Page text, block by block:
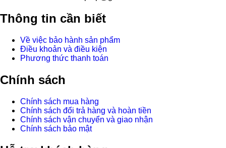
Thông tin cần biết
Về việc bảo hành sản phẩm
Điều khoản và điều kiện
Phương thức thanh toán
Chính sách
Chính sách mua hàng
Chính sách đổi trả hàng và hoàn tiền
Chính sách vận chuyển và giao nhận
Chính sách bảo mật